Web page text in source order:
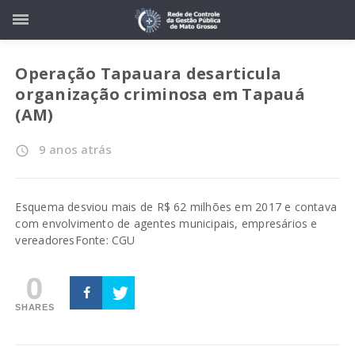
Operação Tapauara desarticula
organização criminosa em Tapauá
(AM)
access_time 9 anos atrás
Esquema desviou mais de R$ 62 milhões em 2017 e contava
com envolvimento de agentes municipais, empresários e
vereadoresFonte: CGU
0
SHARES